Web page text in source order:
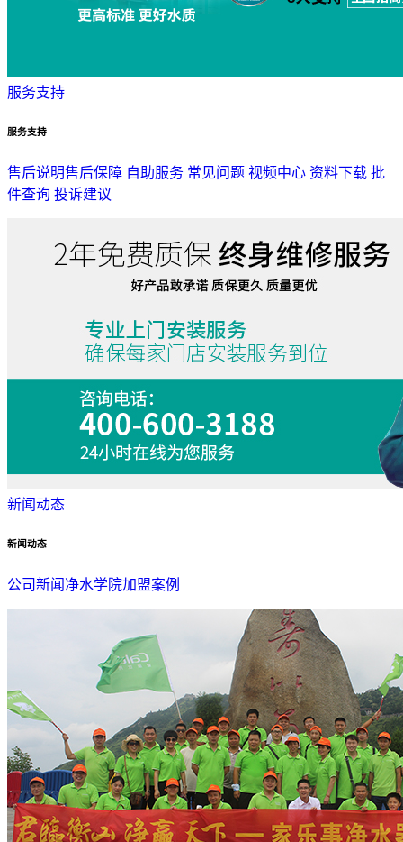
服务支持
服务支持
售后说明售后保障 自助服务 常见问题 视频中心 资料下载 批
件查询 投诉建议
新闻动态
新闻动态
公司新闻 净水学院加盟案例